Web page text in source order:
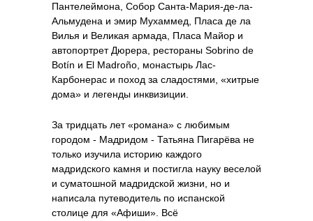
Пантелеймона, Собор Санта-Мария-де-ла-
Альмудена и эмир Мухаммед, Пласа де ла
Вилья и Великая армада, Пласа Майор и
автопортрет Дюрера, рестораны Sobrino de
Botín и El Madroño, монастырь Лас-
Карбонерас и поход за сладостями, «хитрые
дома» и легенды инквизиции.
За тридцать лет «романа» с любимым
городом - Мадридом - Татьяна Пигарёва не
только изучила историю каждого
мадридского камня и постигла науку веселой
и суматошной мадридской жизни, но и
написала путеводитель по испанской
столице для «Афиши». Всё